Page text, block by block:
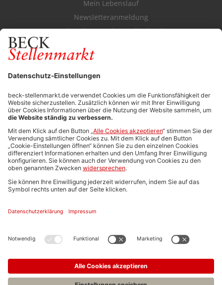
Mein Lebenslauf
Newsletteranmeldung
Durchsuchen Sie den Stellenkatalog
FÜR ARBEITGEBER
Stellenmarktpreise
Anzeigen-AGB
Media-Daten
Newsletteranmeldung
Produktübersicht
ALLGEMEIN
FAQs
Impressum
Stellenangebote C.H.BECK